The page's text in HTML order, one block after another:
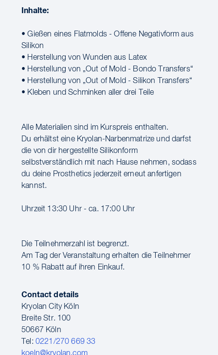
Inhalte:
• Gießen eines Flatmolds - Offene Negativform aus
Silikon
• Herstellung von Wunden aus Latex
• Herstellung von „Out of Mold - Bondo Transfers“
• Herstellung von „Out of Mold - Silikon Transfers“
• Kleben und Schminken aller drei Teile
Alle Materialien sind im Kurspreis enthalten.
Du erhältst eine Kryolan-Narbenmatrize und darfst
die von dir hergestellte Silikonform
selbstverständlich mit nach Hause nehmen, sodass
du deine Prosthetics jederzeit erneut anfertigen
kannst.
Uhrzeit 13:30 Uhr - ca. 17:00 Uhr
Die Teilnehmerzahl ist begrenzt.
Am Tag der Veranstaltung erhalten die Teilnehmer
10 % Rabatt auf ihren Einkauf.
Contact details
Kryolan City Köln
Breite Str. 100
50667 Köln
Tel: 0221/270 669 33